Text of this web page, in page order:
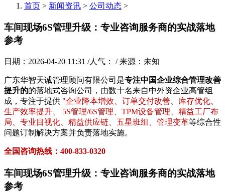
首页 > 新闻资讯 > 公司动态 >
车间现场6S管理升级：专业咨询服务商的实战落地
参考
日期：2026-04-20 11:31 /人气： / 来源：未知
广东华智天诚管理顾问有限公司是专注中国企业综合管理改善
提升的的落地式咨询公司，由数十名来自中外资企业高管组
成，专注于提供 "企业降本增效、订单交付改善、库存优化、
生产效率提升、 5S管理/6S管理、TPM设备管理、精益工厂布
局、专业目视化、精益供应链、五星班组、管理变革等综合性
问题订制解决方案并负责落地实施。
全国咨询热线：400-833-0320
车间现场6S管理升级：专业咨询服务商的实战落地
参考